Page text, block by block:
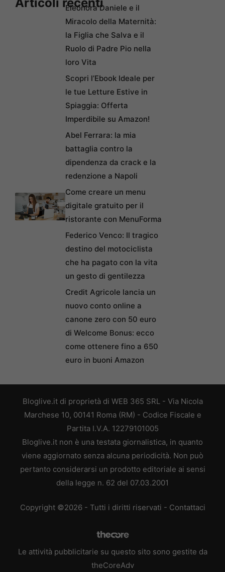
Eleonora Daniele e il
Miracolo della Maternità:
la Figlia che Salva e il
Ruolo di Padre Pio nella
loro Vita
Scopri l’Ebook Ideale per
le tue Letture Estive in
Spiaggia: Offerta
Imperdibile su Amazon!
Abel Ferrara: la mia
battaglia contro la
dipendenza da crack e la
redenzione a Napoli
Come creare un menu
digitale gratuito per il
ristorante con MenuForma
Federico Venco: Il tragico
destino del motociclista
che ha pagato con la vita
un gesto di gentilezza
Credit Agricole lancia un
nuovo conto online a
canone zero con 50 euro
di Welcome Bonus: ecco
come ottenere fino a 650
euro in buoni Amazon
Bloglive.it di proprietà di WEB 365 SRL - Via Nicola
Marchese 10, 00141 Roma (RM) - Codice Fiscale e
Partita I.V.A. 12279101005
Bloglive.it non è una testata giornalistica, in quanto
viene aggiornato senza alcuna periodicità. Non può
pertanto considerarsi un prodotto editoriale ai sensi
della legge n. 62 del 07.03.2001
Copyright ©2026 - Tutti i diritti riservati - Contattaci
Le attività pubblicitarie su questo sito sono gestite da
theCoreAdv